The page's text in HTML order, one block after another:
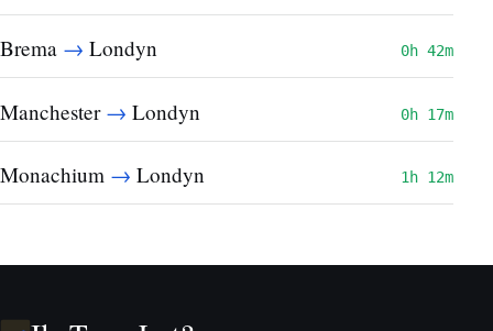
Brema → Londyn 0h 42m
Manchester → Londyn 0h 17m
Monachium → Londyn 1h 12m